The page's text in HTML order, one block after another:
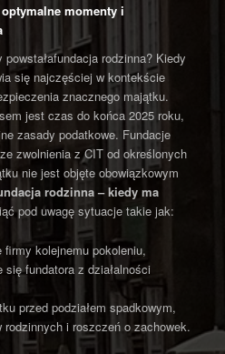
momenty i
rodzinna? Kiedy
się najczęściej w kontekście
znacznego majątku.
jest czas do końca 2025 roku,
zasady podatkowe. Fundacje
zwolnienia z CIT od określonych
nie jest objęte obowiązkowym
rodzinna – kiedy ma
pod uwagę sytuacje takie jak:
firmy kolejnemu pokoleniu,
fundatora z działalności
przed podziałem spadkowym,
i roszczeń o zachowek.